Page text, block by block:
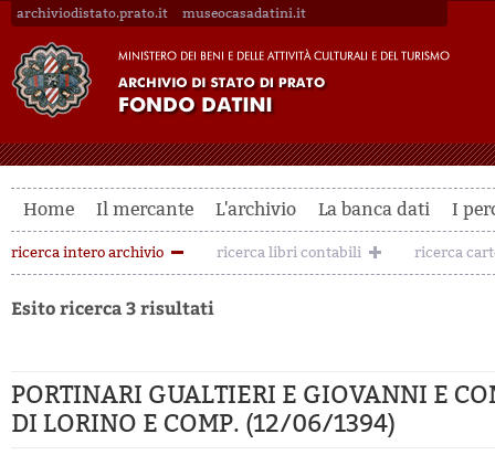
archiviodistato.prato.it museocasadatini.it
Home Il mercante L'archivio La banca dati I
ricerca intero archivio ricerca libri contabili ricerca
Esito ricerca 3 risultati
PORTINARI GUALTIERI E GIOVANNI E
DI LORINO E COMP. (12/06/1394)